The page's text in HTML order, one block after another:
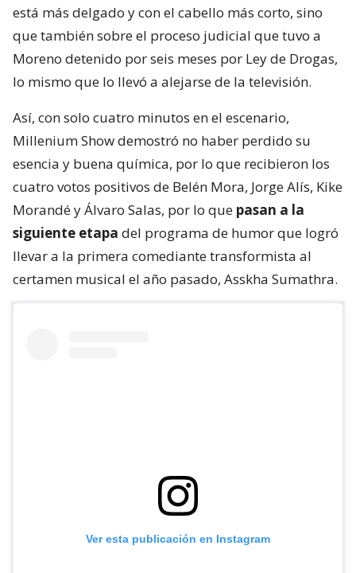
está más delgado y con el cabello más corto, sino
que también sobre el proceso judicial que tuvo a
Moreno detenido por seis meses por Ley de Drogas,
lo mismo que lo llevó a alejarse de la televisión.
Así, con solo cuatro minutos en el escenario,
Millenium Show demostró no haber perdido su
esencia y buena química, por lo que recibieron los
cuatro votos positivos de Belén Mora, Jorge Alís, Kike
Morandé y Álvaro Salas, por lo que pasan a la
siguiente etapa del programa de humor que logró
llevar a la primera comediante transformista al
certamen musical el año pasado, Asskha Sumathra.
Ver esta publicación en Instagram